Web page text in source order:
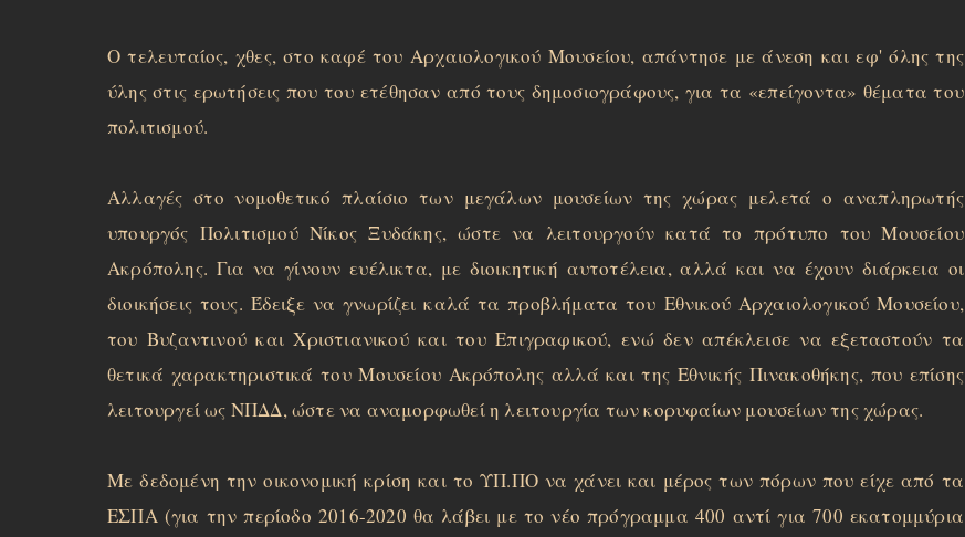
Ο τελευταίος, χθες, στο καφέ του Αρχαιολογικού Μουσείου, απάντησε με άνεση και εφ' όλης της
ύλης στις ερωτήσεις που του ετέθησαν από τους δημοσιογράφους, για τα «επείγοντα» θέματα του
πολιτισμού.
Aλλαγές στο νομοθετικό πλαίσιο των μεγάλων μουσείων της χώρας μελετά ο αναπληρωτής
υπουργός Πολιτισμού Νίκος Ξυδάκης, ώστε να λειτουργούν κατά το πρότυπο του Μουσείου
Ακρόπολης. Για να γίνουν ευέλικτα, με διοικητική αυτοτέλεια, αλλά και να έχουν διάρκεια οι
διοικήσεις τους. Έδειξε να γνωρίζει καλά τα προβλήματα του Εθνικού Αρχαιολογικού Μουσείου,
του Βυζαντινού και Χριστιανικού και του Επιγραφικού, ενώ δεν απέκλεισε να εξεταστούν τα
θετικά χαρακτηριστικά του Μουσείου Ακρόπολης αλλά και της Εθνικής Πινακοθήκης, που επίσης
λειτουργεί ως ΝΠΔΔ, ώστε να αναμορφωθεί η λειτουργία των κορυφαίων μουσείων της χώρας.
Με δεδομένη την οικονομική κρίση και το ΥΠ.ΠΟ να χάνει και μέρος των πόρων που είχε από τα
ΕΣΠΑ (για την περίοδο 2016-2020 θα λάβει με το νέο πρόγραμμα 400 αντί για 700 εκατομμύρια